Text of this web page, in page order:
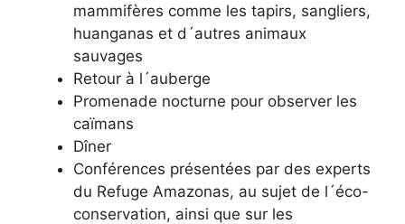
mammifères comme les tapirs, sangliers,
huanganas et d´autres animaux
sauvages
Retour à l´auberge
Promenade nocturne pour observer les
caïmans
Dîner
Conférences présentées par des experts
du Refuge Amazonas, au sujet de l´éco-
conservation, ainsi que sur les